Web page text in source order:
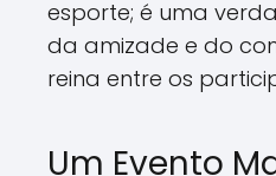
esporte; é uma
da amizade e do
reina entre os
Um Evento